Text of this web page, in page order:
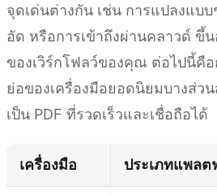
จุดเด่นต่างกัน เช่น การแปลงแบ
อัด หรือการเข้าถึงผ่านคลาวด์ ขึ้
ของเวิร์กโฟลว์ของคุณ ต่อไปนี้คือ
ย่อของเครื่องมือยอดนิยมบางส่ว
เป็น PDF ที่รวดเร็วและเชื่อถือได้
เครื่องมือ ประเภทแพลต